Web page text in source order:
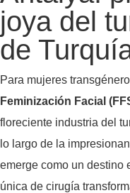
joya del
de
Para mujeres
Feminización Facial
floreciente industria del
lo largo de la
emerge como un destino
única de cirugía